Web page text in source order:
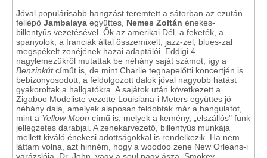
Jóval populárisabb hangzást teremtett a sátorban az ezután
fellépő Jambalaya együttes, Nemes Zoltán énekes-
billentyűs vezetésével. Ők az amerikai Dél, a feketék, a
spanyolok, a franciák által összemixelt, jazz-zel, blues-zal
megspékelt zenéjének hazai adaptálói. Eddigi 4
nagylemezükről mutattak be néhány saját számot, így a
Benzinkútcíműt is, de mint Charlie tegnapelőtti koncertjén is
bebizonyosodott, a feldolgozott dalok jóval nagyobb hatást
gyakoroltak a hallgatókra. A sajátok után következett a
Zigaboo Modeliste vezette Louisiana-i Meters együttes jó
néhány dala, amelyek alaposan feldobták már a hangulatot,
mint a Yellow Moon című is, melyek a kemény, „elszállós" funk
jellegzetes darabjai. A zenekarvezető, billentyűs munkája
mellett kiváló énekesi adottságokkal is rendelkezik. Ha nem
láttam volna, azt hinném, hogy a woodoo zene New Orleans-i